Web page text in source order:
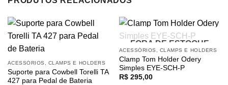
ACESSÓRIOS, CLAMPS E HOLDERS
Suporte para Cowbell Torelli TA
427 para Pedal de Bateria
FORA DE ESTOQUE
ACESSÓRIOS, CLAMPS E HOLDERS
Clamp Tom Holder Odery
Simples EYE-SCH-P
R$295,00